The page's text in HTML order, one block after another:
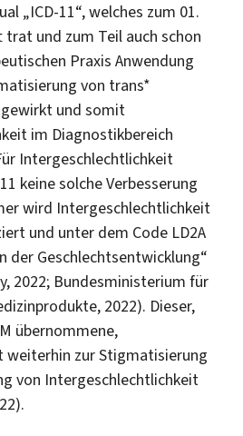
„ICD-11“, welches zum 01.
trat und zum Teil auch schon
Praxis Anwendung
von trans*
und somit
im Diagnostikbereich
Intergeschlechtlichkeit
keine solche Verbesserung
wird Intergeschlechtlichkeit
und unter dem Code LD2A
der Geschlechtsentwicklung“
2022; Bundesministerium für
2022). Dieser,
übernommene,
weiterhin zur Stigmatisierung
von Intergeschlechtlichkeit